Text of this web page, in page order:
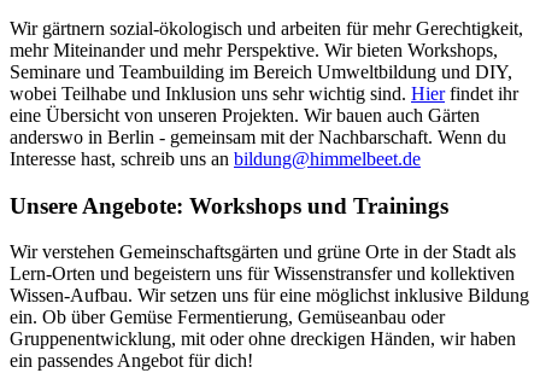
Wir gärtnern sozial-ökologisch und arbeiten für mehr Gerechtigkeit,
mehr Miteinander und mehr Perspektive. Wir bieten Workshops,
Seminare und Teambuilding im Bereich Umweltbildung und DIY,
wobei Teilhabe und Inklusion uns sehr wichtig sind. Hierfindet ihr
eine Übersicht von unseren Projekten. Wir bauen auch Gärten
anderswo in Berlin - gemeinsam mit der Nachbarschaft. Wenn du
Interesse hast, schreib uns an bildung@himmelbeet.de
Unsere Angebote: Workshops und Trainings
Wir verstehen Gemeinschaftsgärten und grüne Orte in der Stadt als
Lern-Orten und begeistern uns für Wissenstransfer und kollektiven
Wissen-Aufbau. Wir setzen uns für eine möglichst inklusive Bildung
ein. Ob über Gemüse Fermentierung, Gemüseanbau oder
Gruppenentwicklung, mit oder ohne dreckigen Händen, wir haben
ein passendes Angebot für dich!